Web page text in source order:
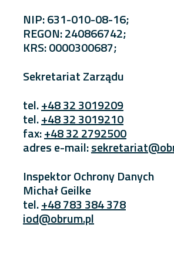
NIP: 631-010-08-16;
REGON: 240866742;
KRS: 0000300687;
Sekretariat Zarządu
tel.+48 32 3019209
tel.+48 32 3019210
fax:+48 32 2792500
adres e-mail:
Inspektor Ochrony Danych
Michał Geilke
tel.+48 783 384 378
iod@obrum.pl